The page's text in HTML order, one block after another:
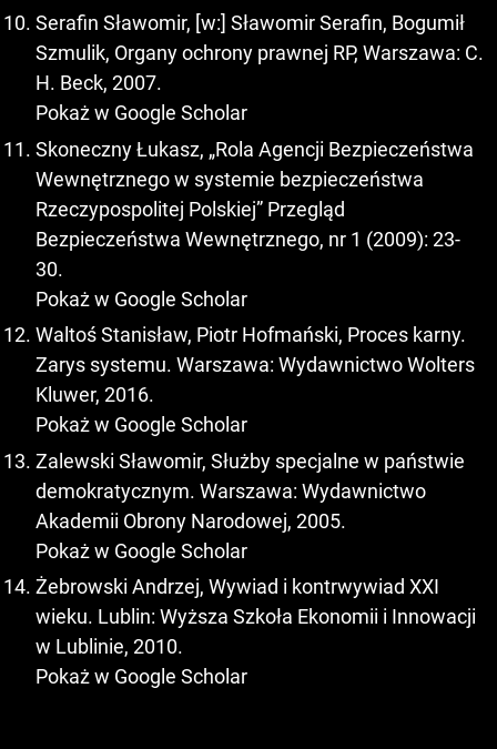
Serafin Sławomir, [w:] Sławomir Serafin, Bogumił
Szmulik, Organy ochrony prawnej RP, Warszawa: C.
H. Beck, 2007.
Pokaż w Google Scholar
Skoneczny Łukasz, „Rola Agencji Bezpieczeństwa
Wewnętrznego w systemie bezpieczeństwa
Rzeczypospolitej Polskiej” Przegląd
Bezpieczeństwa Wewnętrznego, nr 1 (2009): 23-
30.
Pokaż w Google Scholar
Waltoś Stanisław, Piotr Hofmański, Proces karny.
Zarys systemu. Warszawa: Wydawnictwo Wolters
Kluwer, 2016.
Pokaż w Google Scholar
Zalewski Sławomir, Służby specjalne w państwie
demokratycznym. Warszawa: Wydawnictwo
Akademii Obrony Narodowej, 2005.
Pokaż w Google Scholar
Żebrowski Andrzej, Wywiad i kontrwywiad XXI
wieku. Lublin: Wyższa Szkoła Ekonomii i Innowacji
w Lublinie, 2010.
Pokaż w Google Scholar